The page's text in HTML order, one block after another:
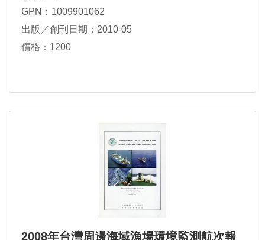
GPN：1009901062
出版／創刊日期：2010-05
價格：1200
2008年台灣周邊海域漁場環境監測航次報